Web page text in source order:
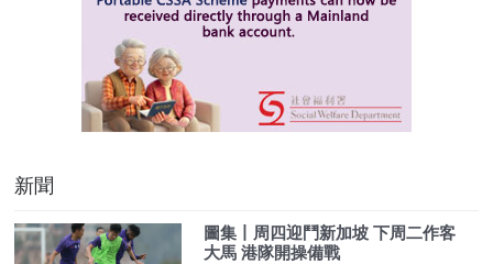
新聞
圖集丨周四迎鬥新加坡 下周二作客
大馬 港隊開操備戰